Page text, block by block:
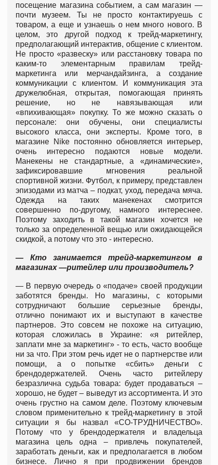
посещение магазина событием, а сам магазин —
почти музеем. Ты не просто контактируешь с
товаром, а еще и узнаешь о нем много нового. В
целом, это другой подход к трейд-маркетингу,
предполагающий интерактив, общение с клиентом.
Не просто «развеску» или расстановку товара по
каким-то элементарным правилам трейд-
маркетинга или мерчандайзинга, а создание
коммуникации с клиентом. И коммуникация эта
дружелюбная, открытая, помогающая принять
решение, но не навязывающая или
«впихивающая» покупку. То же можно сказать о
персонале: они обучены, они специалисты
высокого класса, они эксперты. Кроме того, в
магазине Nike постоянно обновляется интерьер,
очень интересно подаются новые модели.
Манекены не стандартные, а «динамические»,
зафиксировавшие мгновения реальной
спортивной жизни. Футбол, к примеру, представлен
эпизодами из матча – подкат, уход, передача мяча.
Одежда на таких манекенах смотрится
совершенно по-другому, намного интереснее.
Поэтому заходить в такой магазин хочется не
только за определенной вещью или ожидающейся
скидкой, а потому что это - интересно.
— Кто занимается трейд-маркетингом в
магазинах —ритейлер или производитель?
— В первую очередь о «подаче» своей продукции
заботятся бренды. Но магазины, с которыми
сотрудничают большие серьезные бренды,
отлично понимают их и выступают в качестве
партнеров. Это совсем не похоже на ситуацию,
которая сложилась в Украине: «я ритейлер,
заплати мне за маркетинг» - то есть, часто вообще
ни за что. При этом речь идет не о партнерстве или
помощи, а о попытке «сбить» деньги с
брендодержателей. Очень часто ритейлеру
безразлична судьба товара: будет продаваться –
хорошо, не будет – выведут из ассортимента. И это
очень грустно на самом деле. Поэтому ключевым
словом применительно к трейд-маркетингу в этой
ситуации я бы назвал «СО-ТРУДНИЧЕСТВО».
Потому что у брендодержателя и владельца
магазина цель одна – привлечь покупателей,
заработать деньги, как и предполагается в любом
бизнесе. Лично я при продвижении брендов